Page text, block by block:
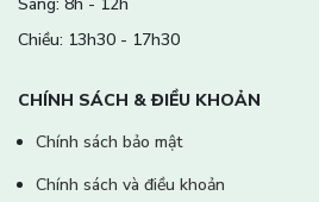
Chiều: 13h30 - 17h30
CHÍNH SÁCH & ĐIỀU KHOẢN
Chính sách bảo mật
Chính sách và điều khoản